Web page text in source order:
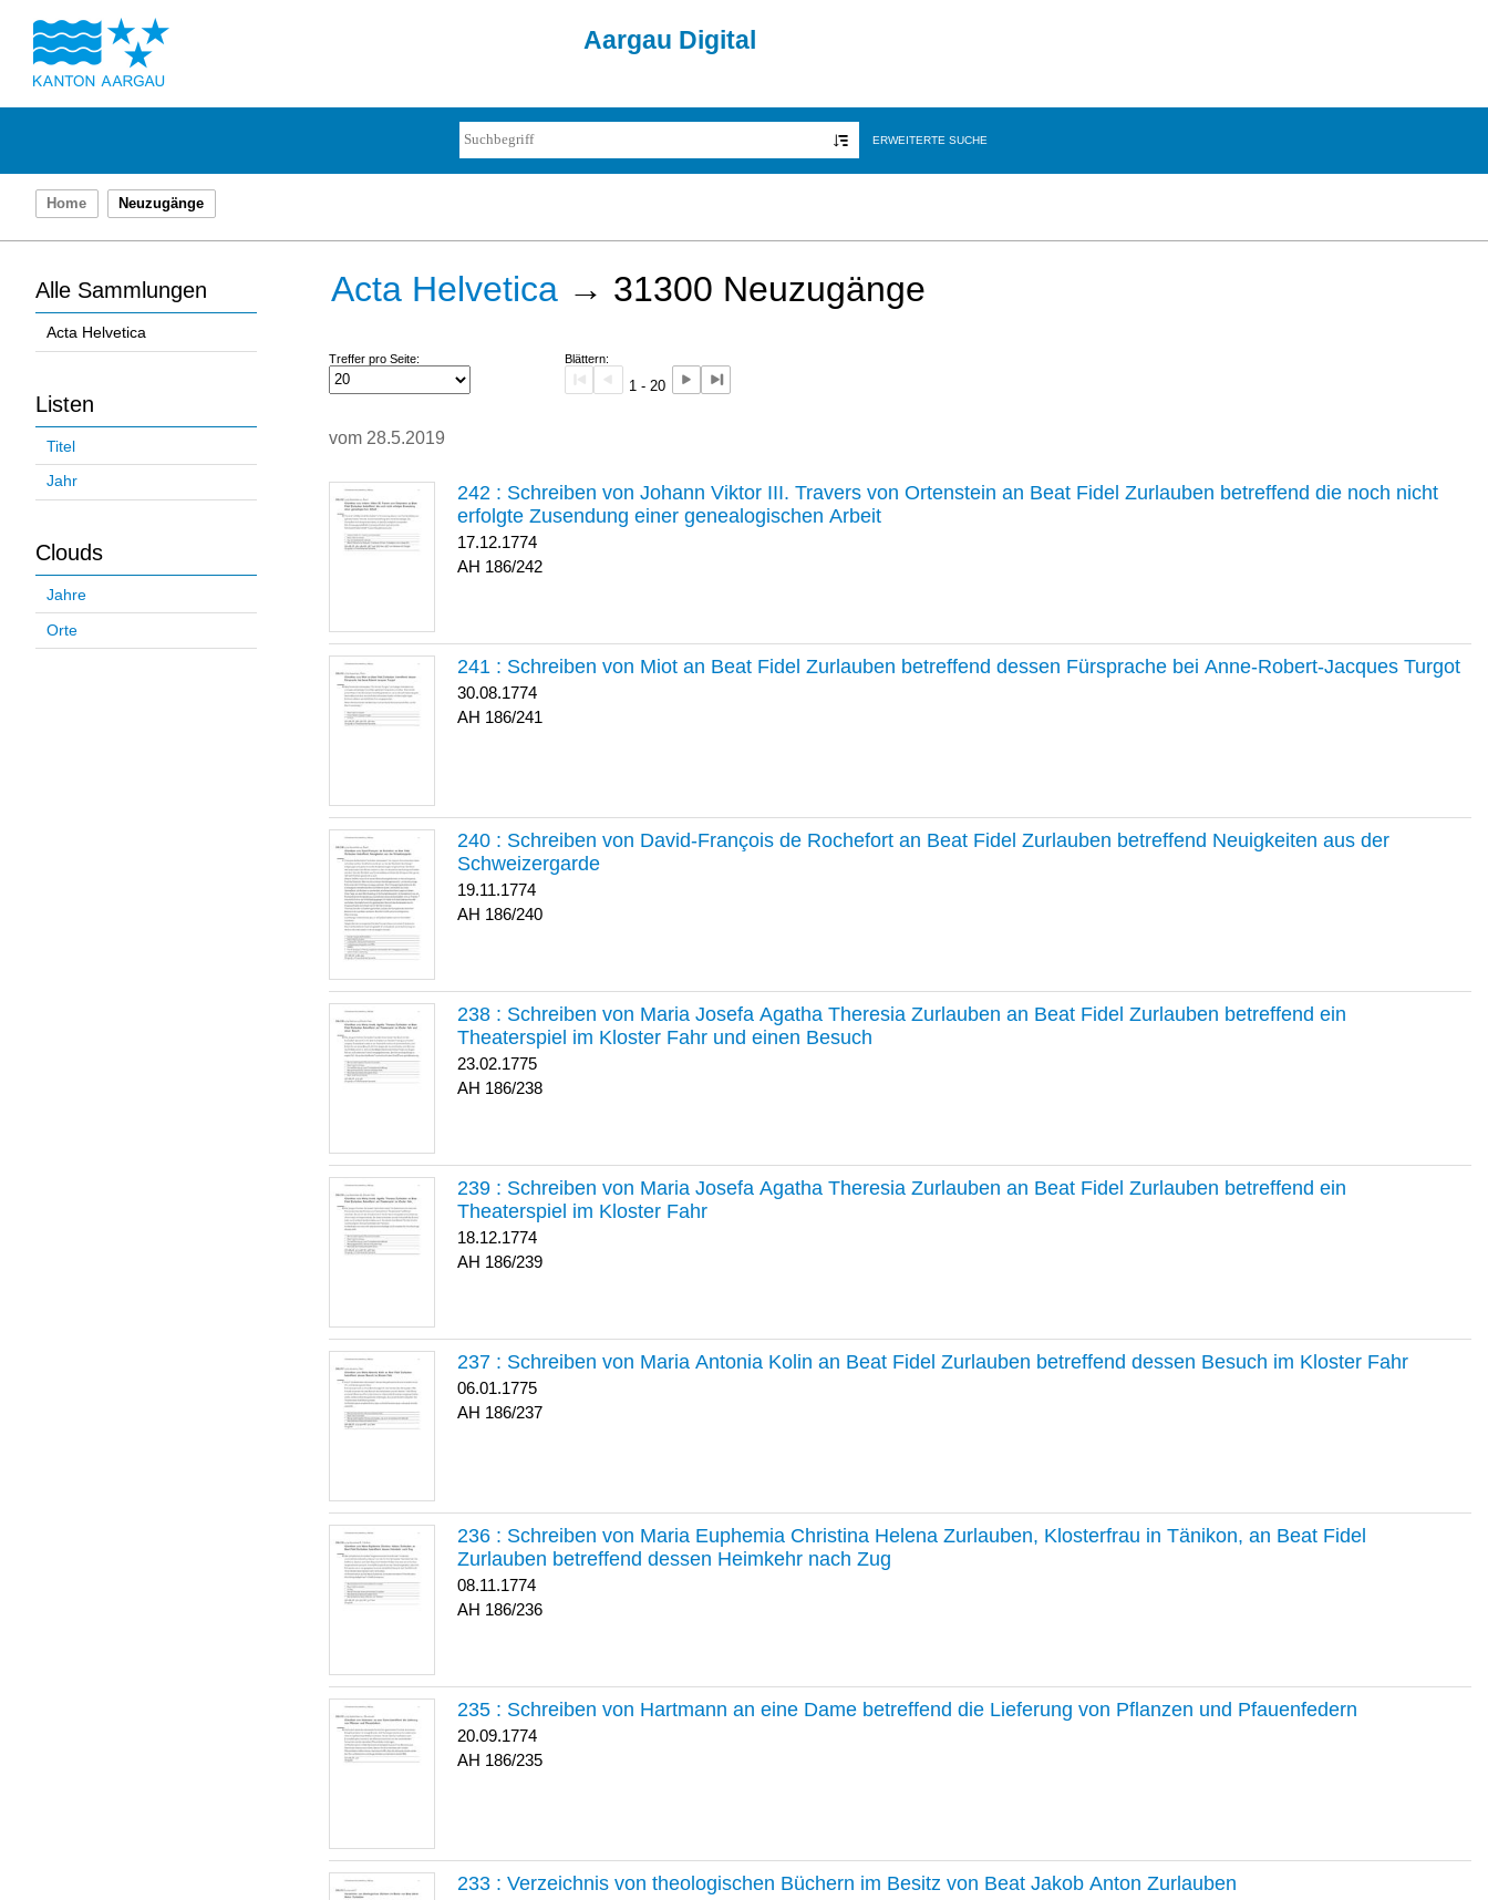
Aargau Digital
ERWEITERTE SUCHE
Home Neuzugänge
Alle Sammlungen
Acta Helvetica
Listen
Titel
Jahr
Clouds
Jahre
Orte
Acta Helvetica → 31300 Neuzugänge
Treffer pro Seite: Blättern:
1 - 20
vom 28.5.2019
242 : Schreiben von Johann Viktor III. Travers von Ortenstein an Beat Fidel Zurlauben betreffend die noch nicht
erfolgte Zusendung einer genealogischen Arbeit
17.12.1774
186/242
241 : Schreiben von Miot an Beat Fidel Zurlauben betreffend dessen Fürsprache bei Anne-Robert-Jacques Turgot
30.08.1774
186/241
240 : Schreiben von David-François de Rochefort an Beat Fidel Zurlauben betreffend Neuigkeiten aus der
Schweizergarde
19.11.1774
186/240
238 : Schreiben von Maria Josefa Agatha Theresia Zurlauben an Beat Fidel Zurlauben betreffend ein
Theaterspiel im Kloster Fahr und einen Besuch
23.02.1775
186/238
239 : Schreiben von Maria Josefa Agatha Theresia Zurlauben an Beat Fidel Zurlauben betreffend ein
Theaterspiel im Kloster Fahr
18.12.1774
186/239
237 : Schreiben von Maria Antonia Kolin an Beat Fidel Zurlauben betreffend dessen Besuch im Kloster Fahr
06.01.1775
186/237
236 : Schreiben von Maria Euphemia Christina Helena Zurlauben, Klosterfrau in Tänikon, an Beat Fidel
Zurlauben betreffend dessen Heimkehr nach Zug
08.11.1774
186/236
235 : Schreiben von Hartmann an eine Dame betreffend die Lieferung von Pflanzen und Pfauenfedern
20.09.1774
186/235
233 : Verzeichnis von theologischen Büchern im Besitz von Beat Jakob Anton Zurlauben